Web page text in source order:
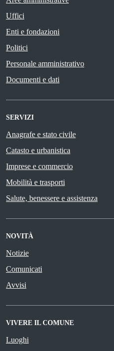
Uffici
Enti e fondazioni
Politici
Personale amministrativo
Documenti e dati
SERVIZI
Anagrafe e stato civile
Catasto e urbanistica
Imprese e commercio
Mobilità e trasporti
Salute, benessere e assistenza
NOVITÀ
Notizie
Comunicati
Avvisi
VIVERE IL COMUNE
Luoghi